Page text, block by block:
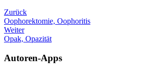
Zurück
Oophorektomie, Oophoritis
Weiter
Opak, Opazität
Autoren-Apps